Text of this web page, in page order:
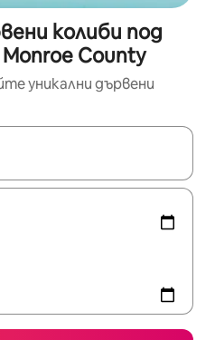
колиби под
County
уникални дървени
използвайте